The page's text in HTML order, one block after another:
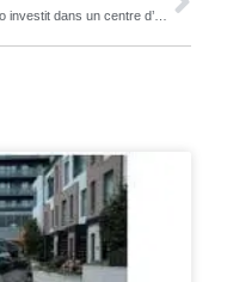
Ricardo investit dans un centre d’essai et de développement dédié à l’hydrogène, ouvrant ainsi la voie aux transports durables du futur